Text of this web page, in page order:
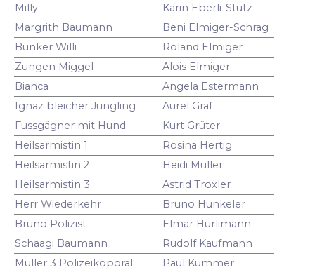
Milly
Karin Eberli-Stutz
Margrith Baumann
Beni Elmiger-Schrag
Bunker Willi
Roland Elmiger
Zungen Miggel
Alois Elmiger
Bianca
Angela Estermann
Ignaz bleicher Jüngling
Aurel Graf
Fussgägner mit Hund
Kurt Grüter
Heilsarmistin 1
Rosina Hertig
Heilsarmistin 2
Heidi Müller
Heilsarmistin 3
Astrid Troxler
Herr Wiederkehr
Bruno Hunkeler
Bruno Polizist
Elmar Hürlimann
Schaagi Baumann
Rudolf Kaufmann
Müller 3 Polizeikoporal
Paul Kummer